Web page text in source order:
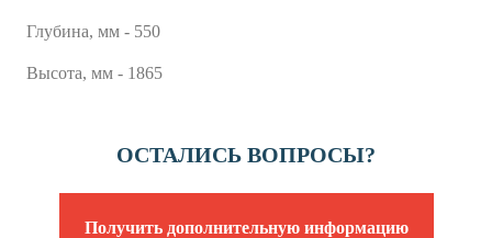
Глубина, мм - 550
Высота, мм - 1865
ОСТАЛИСЬ ВОПРОСЫ?
Получить дополнительную информацию